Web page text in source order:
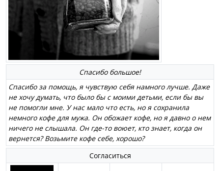
Спасибо большое!
Спасибо за помощь, я чувствую себя намного лучше. Даже
не хочу думать, что было бы с моими детьми, если бы вы
не помогли мне. У нас мало что есть, но я сохранила
немного кофе для мужа. Он обожает кофе, но я давно о нем
ничего не слышала. Он где-то воюет, кто знает, когда он
вернется? Возьмите кофе себе, хорошо?
Согласиться